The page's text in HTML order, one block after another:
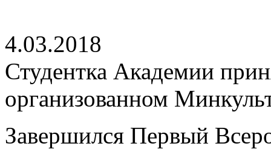
4.03.2018
Студентка Академии
организованном
Завершился Первый